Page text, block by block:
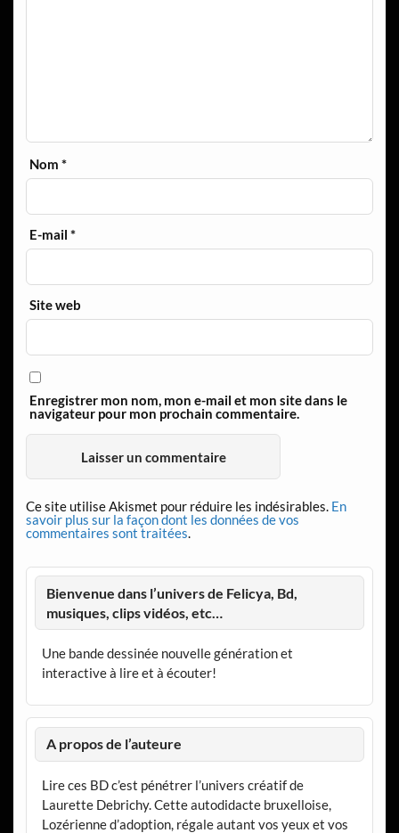
Nom*
E-mail*
Site web
Enregistrer mon nom, mon e-mail et mon site dans le
navigateur pour mon prochain commentaire.
Ce site utilise Akismet pour réduire les indésirables. En
savoir plus sur la façon dont les données de vos
commentaires sont traitées
Bienvenue dans l’univers de Felicya, Bd,
musiques, clips vidéos, etc…
Une bande dessinée nouvelle génération et
interactive à lire et à écouter!
A propos de l’auteure
Lire ces BD c’est pénétrer l’univers créatif de
Laurette Debrichy. Cette autodidacte bruxelloise,
Lozérienne d’adoption, régale autant vos yeux et vos